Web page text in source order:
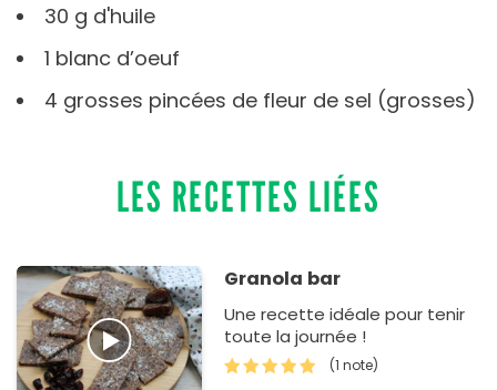
30 g d'huile
1 blanc d’oeuf
4 grosses pincées de fleur de sel (grosses)
LES RECETTES LIÉES
Granola bar
Une recette idéale pour tenir
toute la journée !
(1 note)